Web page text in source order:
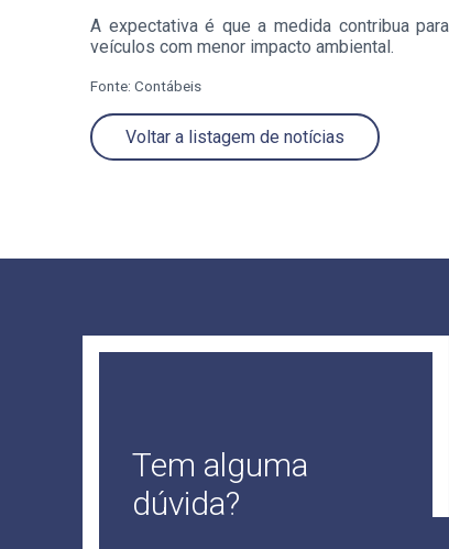
A expectativa é que a medida contribua
veículos com menor impacto ambiental.
Fonte: Contábeis
Voltar a listagem de notícias
Tem alguma
dúvida?